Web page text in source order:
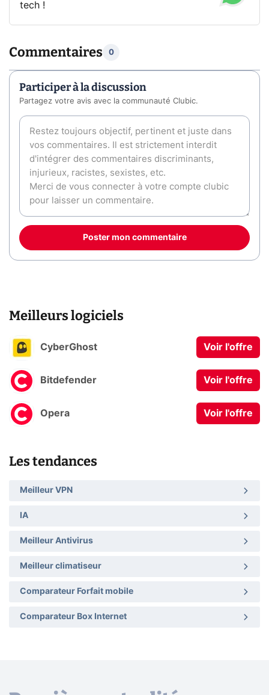
tech !
Commentaires 0
Participer à la discussion
Partagez votre avis avec la communauté Clubic.
Poster mon commentaire
Meilleurs logiciels
CyberGhost Voir l'offre
Bitdefender Voir l'offre
Opera Voir l'offre
Les tendances
Meilleur VPN
IA
Meilleur Antivirus
Meilleur climatiseur
Comparateur Forfait mobile
Comparateur Box Internet